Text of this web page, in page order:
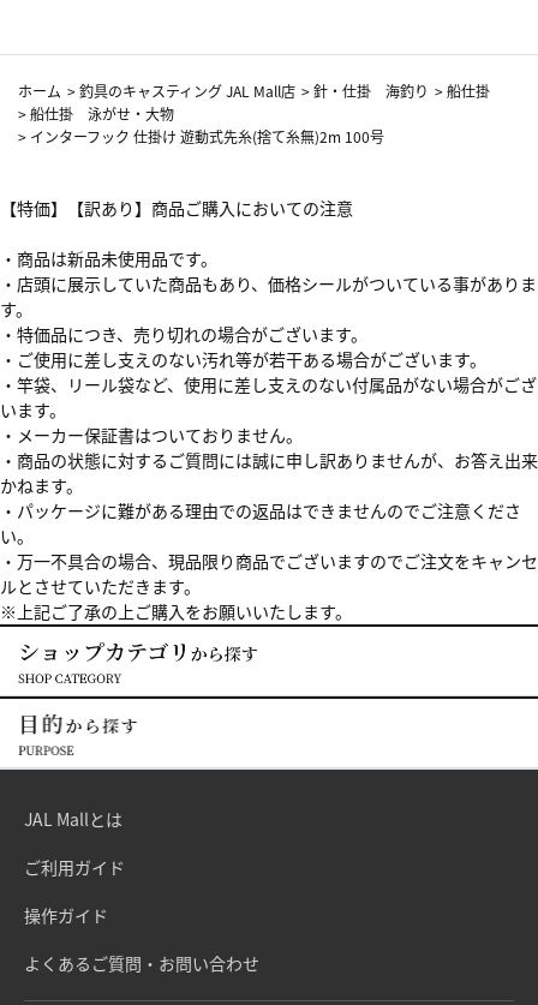
ホーム >釣具のキャスティング JAL Mall店 >針・仕掛 海釣り >船仕掛
>船仕掛 泳がせ・大物
> インターフック 仕掛け 遊動式先糸(捨て糸無)2m 100号
【特価】【訳あり】商品ご購入においての注意
・商品は新品未使用品です。
・店頭に展示していた商品もあり、価格シールがついている事がありま
す。
・特価品につき、売り切れの場合がございます。
・ご使用に差し支えのない汚れ等が若干ある場合がございます。
・竿袋、リール袋など、使用に差し支えのない付属品がない場合がござ
います。
・メーカー保証書はついておりません。
・商品の状態に対するご質問には誠に申し訳ありませんが、お答え出来
かねます。
・パッケージに難がある理由での返品はできませんのでご注意くださ
い。
・万一不具合の場合、現品限り商品でございますのでご注文をキャンセ
ルとさせていただきます。
※上記ご了承の上ご購入をお願いいたします。
JAL Mallとは
ご利用ガイド
操作ガイド
よくあるご質問・お問い合わせ